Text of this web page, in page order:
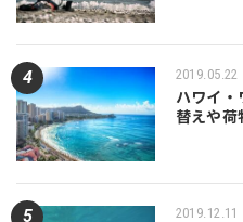
2019.05.22
ハワイ
替えや
2019.12.11